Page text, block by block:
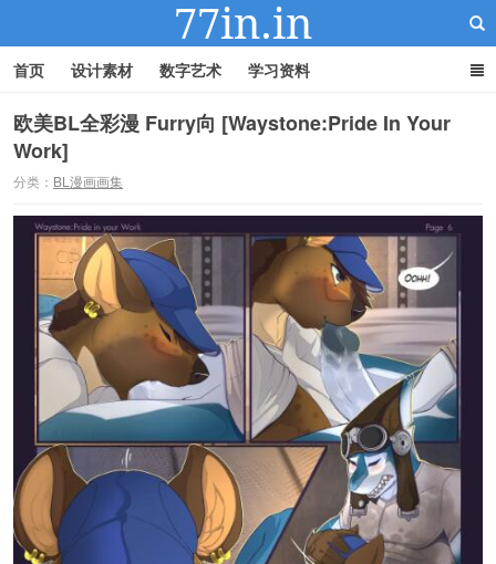
首页 设计素材 数字艺术 学习资料
欧美BL全彩漫 Furry向 [Waystone:Pride In Your
Work]
分类： BL漫画画集